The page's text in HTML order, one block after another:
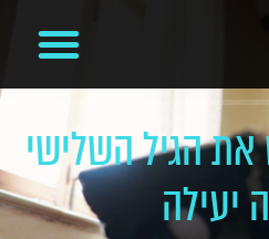
את הגיל השלישי
יעילה